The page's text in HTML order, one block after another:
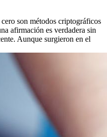
son métodos criptográficos
afirmación es verdadera sin
Aunque surgieron en el